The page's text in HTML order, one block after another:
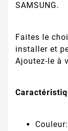
SAMSUNG.
Faites le
installer et
Ajoutez-le à
Couleur: